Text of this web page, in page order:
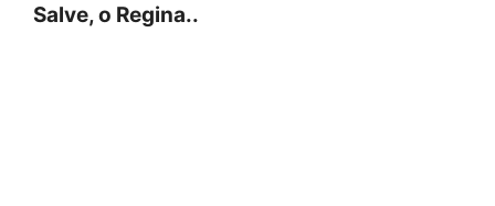
Salve, o Regina..